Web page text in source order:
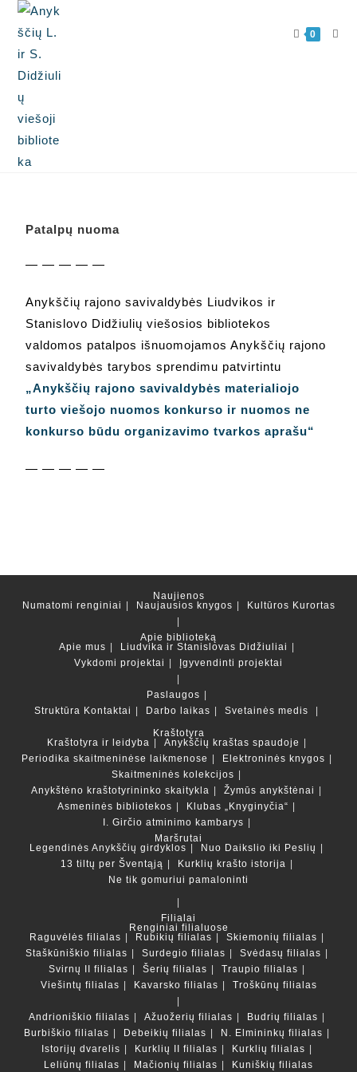
0
Patalpų nuoma
— — — — —
Anykščių rajono savivaldybės Liudvikos ir
Stanislovo Didžiulių viešosios bibliotekos
valdomos patalpos išnuomojamos Anykščių rajono
savivaldybės tarybos sprendimu patvirtintu
„Anykščių rajono savivaldybės materialiojo
turto viešojo nuomos konkurso ir nuomos ne
konkurso būdu organizavimo tvarkos aprašu“
— — — — —
Naujienos
Numatomi renginiai
Naujausios knygos Kultūros Kurortas
Apie biblioteką
Apie mus
Liudvika ir Stanislovas Didžiuliai
Vykdomi projektai
Įgyvendinti projektai
Paslaugos
Struktūra Kontaktai Darbo laikas
Svetainės medis
Kraštotyra
Kraštotyra ir leidyba
Anykščių kraštas spaudoje
Periodika skaitmeninėse laikmenose
Elektroninės knygos
Skaitmeninės kolekcijos
Anykštėno kraštotyrininko skaitykla
Žymūs anykštėnai
Asmeninės bibliotekos
Klubas „Knyginyčia“
I. Girčio atminimo kambarys
Maršrutai
Legendinės Anykščių girdyklos
Nuo Daikslio iki Peslių
13 tiltų per Šventąją
Kurklių krašto istorija
Ne tik gomuriui pamaloninti
Filialai
Renginiai filialuose
Raguvėlės filialas
Rubikių filialas
Skiemonių filialas
Staškūniškio filialas
Surdegio filialas
Svėdasų filialas
Svirnų II filialas
Šerių filialas
Traupio filialas
Viešintų filialas
Kavarsko filialas Troškūnų filialas
Andrioniškio filialas Ažuožerių filialas
Budrių filialas
Burbiškio filialas
Debeikių filialas
N. Elmininkų filialas
Istorijų dvarelis
Kurklių II filialas
Kurklių filialas
Leliūnų filialas
Mačionių filialas Kuniškių filialas